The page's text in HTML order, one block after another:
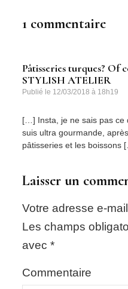
1 commentaire
Pâtisseries turques? Of
STYLISH ATELIER
Publié le 12/03/2018 à 18h19
[…] Insta, je ne sais pas ce
suis ultra gourmande,
pâtisseries et les boissons
Laisser un
Votre adresse e-
Les champs
avec*
Commentaire